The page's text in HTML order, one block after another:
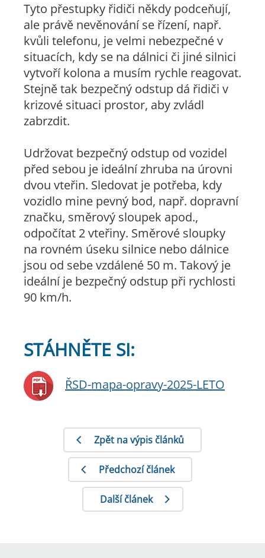
Tyto přestupky řidiči někdy podceňují,
ale právě nevěnování se řízení, např.
kvůli telefonu, je velmi nebezpečné v
situacích, kdy se na dálnici či jiné silnici
vytvoří kolona a musím rychle reagovat.
Stejně tak bezpečný odstup dá řidiči v
krizové situaci prostor, aby zvládl
zabrzdit.
Udržovat bezpečný odstup od vozidel
před sebou je ideální zhruba na úrovni
dvou vteřin. Sledovat je potřeba, kdy
vozidlo mine pevný bod, např. dopravní
značku, směrový sloupek apod.,
odpočítat 2 vteřiny. Směrové sloupky
na rovném úseku silnice nebo dálnice
jsou od sebe vzdálené 50 m. Takový je
ideální je bezpečný odstup při rychlosti
90 km/h.
STÁHNĚTE SI:
ŘSD-mapa-opravy-2025-LETO
Zpět na výpis článků
Předchozí článek
Další článek